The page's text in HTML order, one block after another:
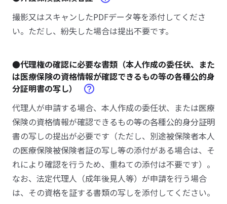
撮影又はスキャンしたPDFデータ等を添付してくださ
い。ただし、紛失した場合は提出不要です。
●代理権の確認に必要な書類（本人作成の委任状、また
は医療保険の資格情報が確認できるもの等の各種公的身
分証明書の写し）
代理人が申請する場合、本人作成の委任状、または医療
保険の資格情報が確認できるもの等の各種公的身分証明
書の写しの提出が必要です（ただし、別途被保険者本人
の医療保険被保険者証の写し等の添付がある場合は、そ
れにより確認を行うため、重ねての添付は不要です）。
なお、法定代理人（成年後見人等）が申請を行う場合
は、その資格を証する書類の写しを添付してください。